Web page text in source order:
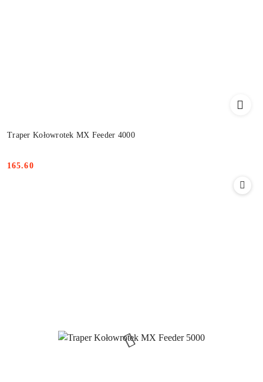
Traper Kołowrotek MX Feeder 4000
Cena:
165.60